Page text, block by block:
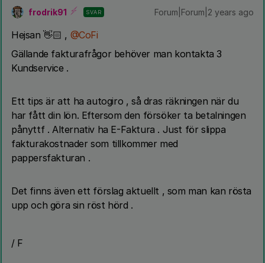
frodrik91 SVAR Forum|Forum|2 years ago
Hejsan 👋🏻 , @CoFi
Gällande fakturafrågor behöver man kontakta 3
Kundservice .
Ett tips är att ha autogiro , så dras räkningen när du
har fått din lön. Eftersom den försöker ta betalningen
pånyttf . Alternativ ha E-Faktura . Just för slippa
fakturakostnader som tillkommer med
pappersfakturan .
Det finns även ett förslag aktuellt , som man kan rösta
upp och göra sin röst hörd .
/ F